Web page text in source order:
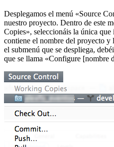
Desplegamos el menú «Source
nuestro proyecto. Dentro de este
Copies», seleccionáis la única
contiene el nombre del proyecto y
el submenú que se despliega,
que se llama «Configure [nombre